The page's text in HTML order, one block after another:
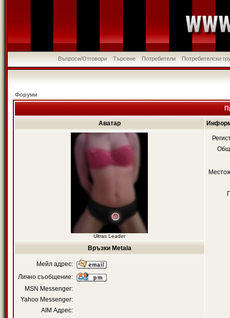
Въпроси/Отговори Търсене Потребители Потребителски
Форуми
Аватар
Ultras Leader
Връзки Metala
Мейл адрес:
Лично съобщение:
MSN Messenger:
Yahoo Messenger:
AIM Адрес: